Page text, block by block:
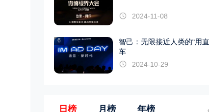
2024-11-08
6
智己：无限接近人类的“用
车
2024-10-29
日榜 月榜 年榜